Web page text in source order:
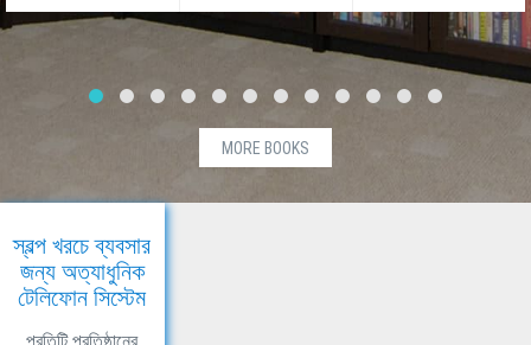
MORE BOOKS
স্বল্প খরচে ব্যবসার
জন্য অত্যাধুনিক
টেলিফোন সিস্টেম